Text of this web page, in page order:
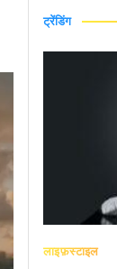
ट्रेंडिंग
लाइफ़स्टाइल